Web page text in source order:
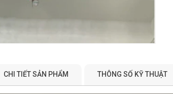
CHI TIẾT SẢN PHẨM THÔNG SỐ KỸ THUẬT